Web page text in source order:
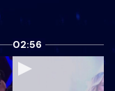
02:56